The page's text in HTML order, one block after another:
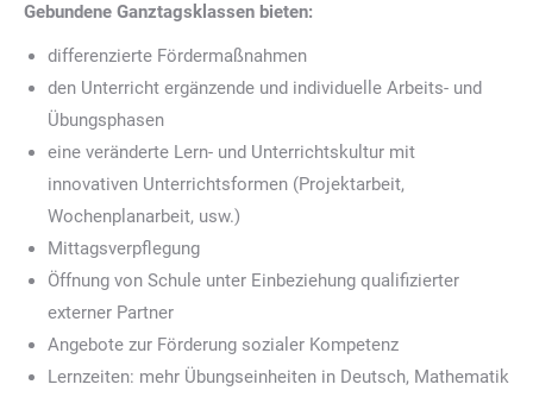
Gebundene Ganztagsklassen bieten:
differenzierte Fördermaßnahmen
den Unterricht ergänzende und individuelle Arbeits- und
Übungsphasen
eine veränderte Lern- und Unterrichtskultur mit
innovativen Unterrichtsformen (Projektarbeit,
Wochenplanarbeit, usw.)
Mittagsverpflegung
Öffnung von Schule unter Einbeziehung qualifizierter
externer Partner
Angebote zur Förderung sozialer Kompetenz
Lernzeiten: mehr Übungseinheiten in Deutsch, Mathematik